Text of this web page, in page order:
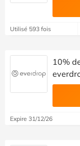
Utilisé 593 fois
10%
Expire 31/12/26